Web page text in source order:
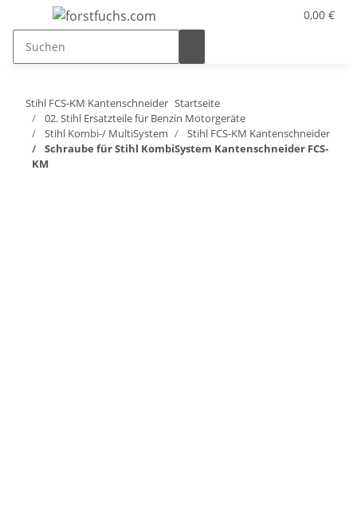
0,00 €
Stihl FCS-KM Kantenschneider Startseite
02. Stihl Ersatzteile für Benzin Motorgeräte
Stihl Kombi-/ MultiSystem
Stihl FCS-KM Kantenschneider
Schraube für Stihl KombiSystem Kantenschneider FCS-
KM